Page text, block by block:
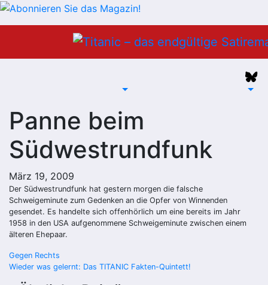
Panne beim
Südwestrundfunk
März 19, 2009
Der Südwestrundfunk hat gestern morgen die falsche
Schweigeminute zum Gedenken an die Opfer von Winnenden
gesendet. Es handelte sich offenhörlich um eine bereits im Jahr
1958 in den USA aufgenommene Schweigeminute zwischen einem
älteren Ehepaar.
Beitragsnavigation
Gegen Rechts
Wieder was gelernt: Das TITANIC Fakten-Quintett!